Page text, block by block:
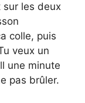
sur les deux
colle, puis
veux un
une minute
pas brûler.